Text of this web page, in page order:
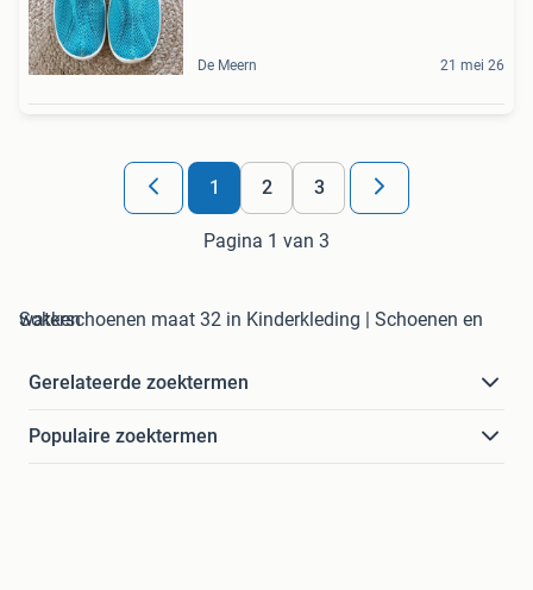
De Meern 21 mei 26
1 2 3
Pagina 1 van 3
waterschoenen maat 32 in Kinderkleding | Schoenen en Sokken
Gerelateerde zoektermen
Populaire zoektermen